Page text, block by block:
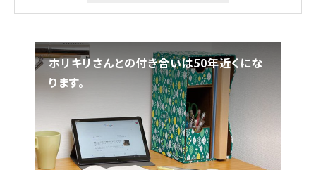
ホリキリさんとの付き合いは50年近くにな
ります。